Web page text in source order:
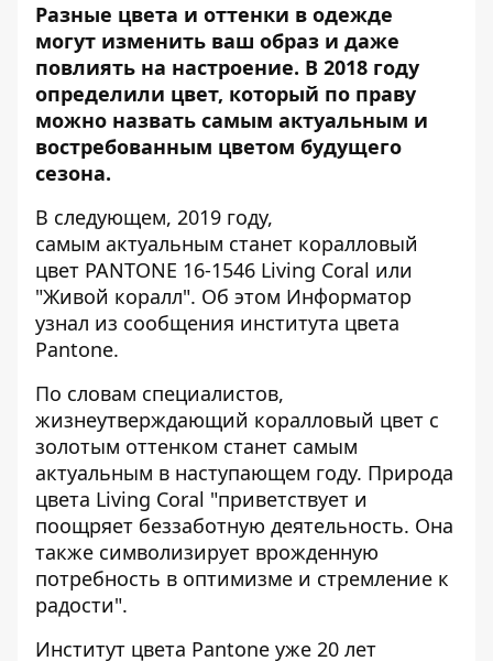
Разные цвета и оттенки в одежде
могут изменить ваш образ и даже
повлиять на настроение. В 2018 году
определили цвет, который по праву
можно назвать самым актуальным и
востребованным цветом будущего
сезона.
В следующем, 2019 году,
самым актуальным станет коралловый
цвет PANTONE 16-1546 Living Coral или
"Живой коралл". Об этом Информатор
узнал из сообщения института цвета
Pantone.
По словам специалистов,
жизнеутверждающий коралловый цвет с
золотым оттенком станет самым
актуальным в наступающем году. Природа
цвета Living Coral "приветствует и
поощряет беззаботную деятельность. Она
также символизирует врожденную
потребность в оптимизме и стремление к
радости".
Институт цвета Pantone уже 20 лет